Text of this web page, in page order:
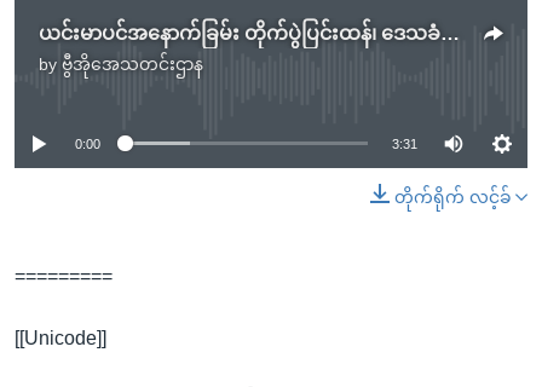
ယင်းမာပင်အနောက်ခြမ်း တိုက်ပွဲပြင်းထန်၊ ဒေသခံရွာသားတွေ ထွက်ပြေးတိမ်းရှောင်ရ
by ဗွီအိုအေသတင်းဌာန
No media source currently available
0:00 3:31
တိုက်ရိုက် လင့်ခ်
=========
[[Unicode]]